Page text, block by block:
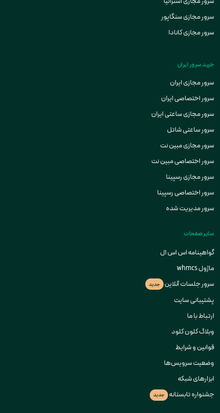
سرور مجازی سنگاپور
سرور مجازی کانادا
خرید سرور ایران
سرور مجازی ایران
سرور اختصاصی ایران
سرور مجازی ساعتی ایران
سرور ساعتی شاتل
سرور مجازی مبین نت
سرور اختصاصی مبین نت
سرور مجازی رسپینا
سرور اختصاصی رسپینا
سرور مدیریت شده
سایر صفحات
گواهینامه اس اس ال
ماژول whmcs
سرور جلسات آنلاین
جدید
پشتیبانی سایت
ارتباط با ما
وبلاگ کلون کلود
قوانین و شرایط
وضعیت سرویس‌ها
ابزارهای شبکه
جشنواره تابستانه
جدید